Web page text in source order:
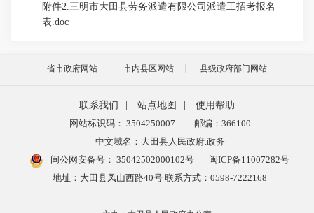
附件2.三明市大田县劳务派遣有限公司派遣工招考报名
表.doc
省市政府网站 市内县区网站 县级政府部门网站
联系我们 站点地图
使用帮助
网站标识码： 3504250007
邮编：366100
中文域名：大田县人民政府.政务
闽公网安备号： 35042502000102号
闽ICP备11007282号
地址：大田县凤山西路40号 联系方式：0598-7222168